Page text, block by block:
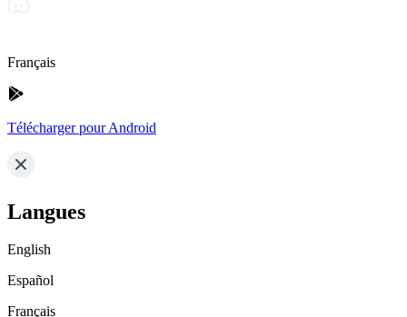
Français
Télécharger pour Android
Langues
English
Español
Français